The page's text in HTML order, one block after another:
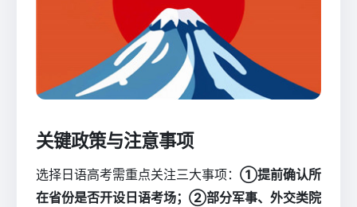
关键政策与注意事项
选择日语高考需重点关注三大事项： ①提前确认所
在省份是否开设日语考场；②部分军事、外交类院